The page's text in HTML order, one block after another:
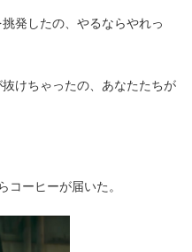
発したの、やるならやれっ
けちゃったの、あなたたちが
コーヒーが届いた。